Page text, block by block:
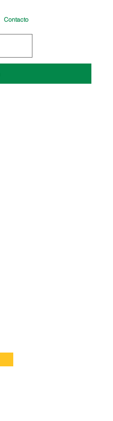
Contacto